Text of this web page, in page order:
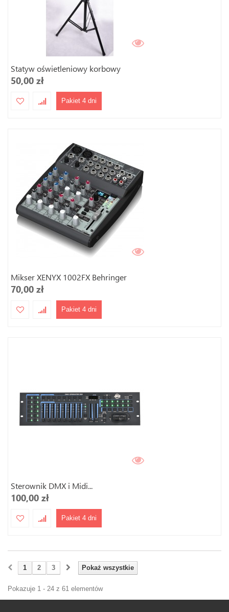
Statyw oświetleniowy korbowy
50,00 zł
Pakiet 4 dni
Mikser XENYX 1002FX Behringer
70,00 zł
Pakiet 4 dni
Sterownik DMX i Midi...
100,00 zł
Pakiet 4 dni
Pokaż wszystkie
1 2 3
Pokazuje 1 - 24 z 61 elementów